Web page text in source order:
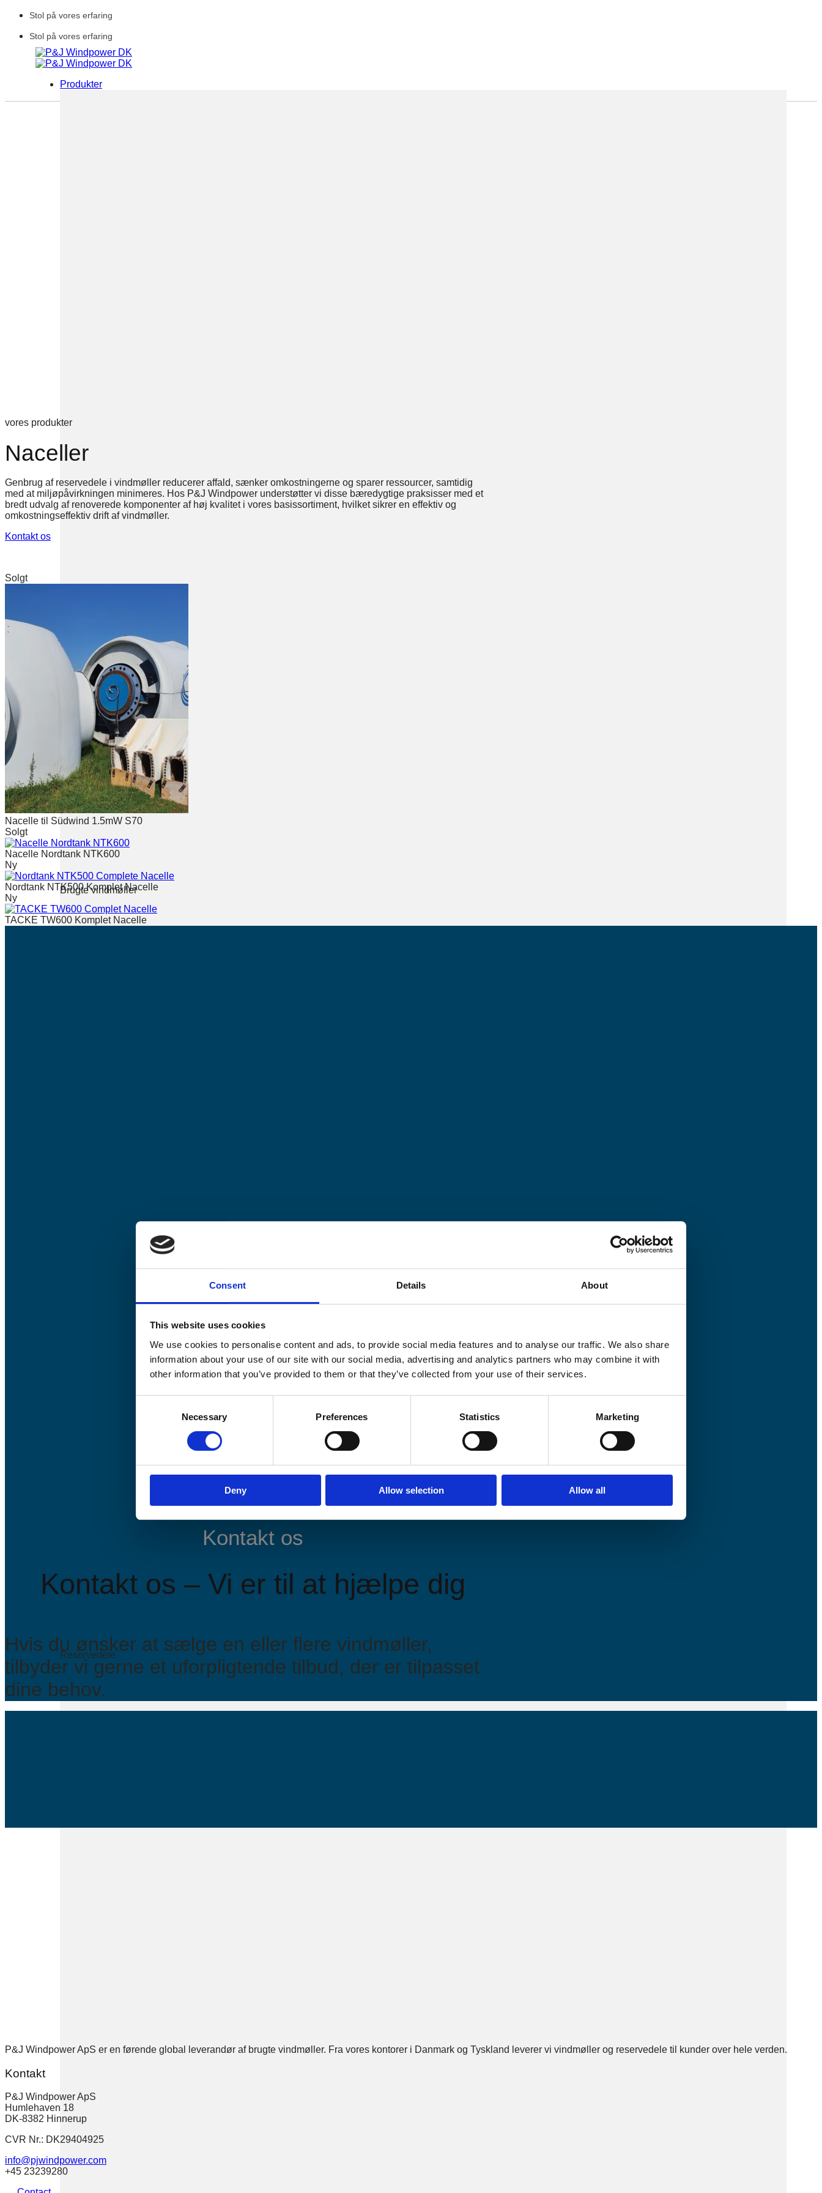
Consent Details About
This website uses cookies
We use cookies to personalise content and ads, to provide social media features and to analyse our traffic. We also share
information about your use of our site with our social media, advertising and analytics partners who may combine it with
other information that you’ve provided to them or that they’ve collected from your use of their services.
Necessary Preferences Statistics Marketing
Deny Allow selection Allow all
Fortsæt
indhold
Stol på vores erfaring
Stol på vores erfaring
Produkter
Brugte vindmøller
Reservedele
vores produkter
Naceller
Genbrug af reservedele i vindmøller reducerer affald, sænker omkostningerne og sparer ressourcer, samtidig
med at miljøpåvirkningen minimeres. Hos P&J Windpower understøtter vi disse bæredygtige praksisser med et
bredt udvalg af renoverede komponenter af høj kvalitet i vores basissortiment, hvilket sikrer en effektiv og
omkostningseffektiv drift af vindmøller.
Kontakt os
Solgt
Nacelle til Südwind 1.5mW S70
Solgt
Nacelle Nordtank NTK600
Ny
Nordtank NTK500 Komplet Nacelle
Ny
TACKE TW600 Komplet Nacelle
Kontakt os
Kontakt os – Vi er til at hjælpe dig
Hvis du ønsker at sælge en eller flere vindmøller,
tilbyder vi gerne et uforpligtende tilbud, der er tilpasset
dine behov.
P&J Windpower ApS er en førende global leverandør af brugte vindmøller. Fra vores kontorer i Danmark og Tyskland leverer vi vindmøller og reservedele til kunder over hele verden.
Kontakt
P&J Windpower ApS
Humlehaven 18
DK-8382 Hinnerup
CVR Nr.: DK29404925
info@pjwindpower.com
+45 23239280